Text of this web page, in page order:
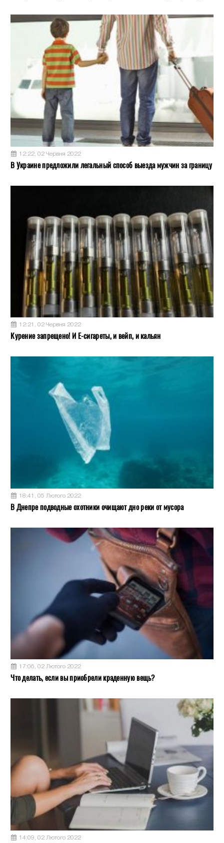
12:22, 02 Червня 2022
В Украине предложили легальный способ выезда мужчин за границу
12:21, 02 Червня 2022
Курение запрещено! И Е-сигареты, и вейп, и кальян
18:41, 05 Лютого 2022
В Днепре подводные охотники очищают дно реки от мусора
17:06, 02 Лютого 2022
Что делать, если вы приобрели краденную вещь?
14:09, 02 Лютого 2022